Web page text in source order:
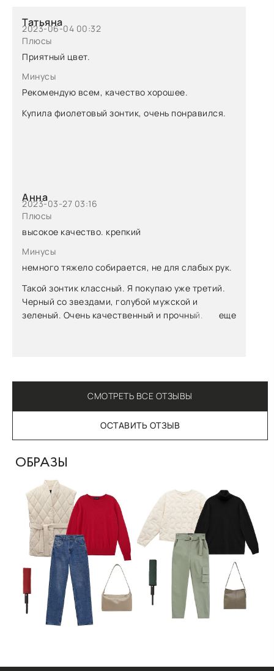
Татьяна
2023-06-04 00:32
Плюсы
Приятный цвет.
Минусы
Рекомендую всем, качество хорошее.
Купила фиолетовый зонтик, очень понравился.
Анна
2023-03-27 03:16
Плюсы
высокое качество. крепкий
Минусы
немного тяжело собирается, не для слабых рук.
Такой зонтик классный. Я покупаю уже третий.
Черный со звездами, голубой мужской и
зеленый. Очень качественный и прочный.
еще
СМОТРЕТЬ ВСЕ ОТЗЫВЫ
ОСТАВИТЬ ОТЗЫВ
ОБРАЗЫ